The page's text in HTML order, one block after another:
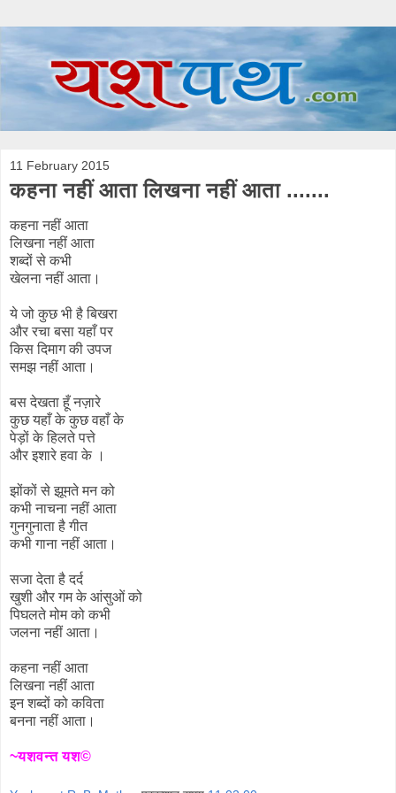
11 February 2015
कहना नहीं आता लिखना नहीं आता .......
कहना नहीं आता
लिखना नहीं आता
शब्दों से कभी
खेलना नहीं आता।
ये जो कुछ भी है बिखरा
और रचा बसा यहाँ पर
किस दिमाग की उपज
समझ नहीं आता।
बस देखता हूँ नज़ारे
कुछ यहाँ के कुछ वहाँ के
पेड़ों के हिलते पत्ते
और इशारे हवा के ।
झोंकों से झूमते मन को
कभी नाचना नहीं आता
गुनगुनाता है गीत
कभी गाना नहीं आता।
सजा देता है दर्द
खुशी और गम के आंसुओं को
पिघलते मोम को कभी
जलना नहीं आता।
कहना नहीं आता
लिखना नहीं आता
इन शब्दों को कविता
बनना नहीं आता।
~यशवन्त यश©